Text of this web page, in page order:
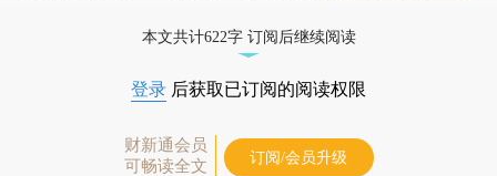
本文共计622字 订阅后继续阅读
登录 后获取已订阅的阅读权限
财新通会员
可畅读全文
订阅/会员升级